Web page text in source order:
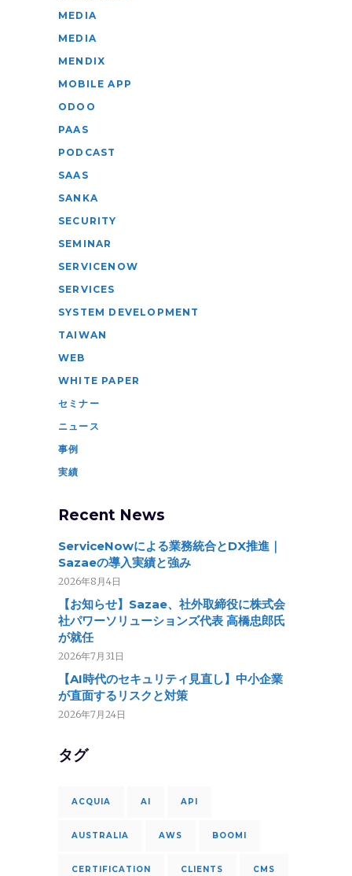
MEDIA
MEDIA
MENDIX
MOBILE APP
ODOO
PAAS
PODCAST
SAAS
SANKA
SECURITY
SEMINAR
SERVICENOW
SERVICES
SYSTEM DEVELOPMENT
TAIWAN
WEB
WHITE PAPER
セミナー
ニュース
事例
実績
Recent News
ServiceNowによる業務統合とDX推進｜
Sazaeの導入実績と強み
2026年8月4日
【お知らせ】Sazae、社外取締役に株式会
社パワーソリューションズ代表 高橋忠郎氏
が就任
2026年7月31日
【AI時代のセキュリティ見直し】中小企業
が直面するリスクと対策
2026年7月24日
タグ
ACQUIA AI API
AUSTRALIA AWS BOOMI
CERTIFICATION CLIENTS CMS